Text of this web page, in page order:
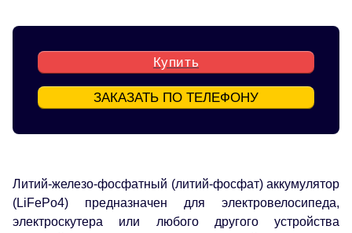
Купить
ЗАКАЗАТЬ ПО ТЕЛЕФОНУ
Литий-железо-фосфатный (литий-фосфат) аккумулятор
(LiFePo4) предназначен для электровелосипеда,
электроскутера или любого другого устройства